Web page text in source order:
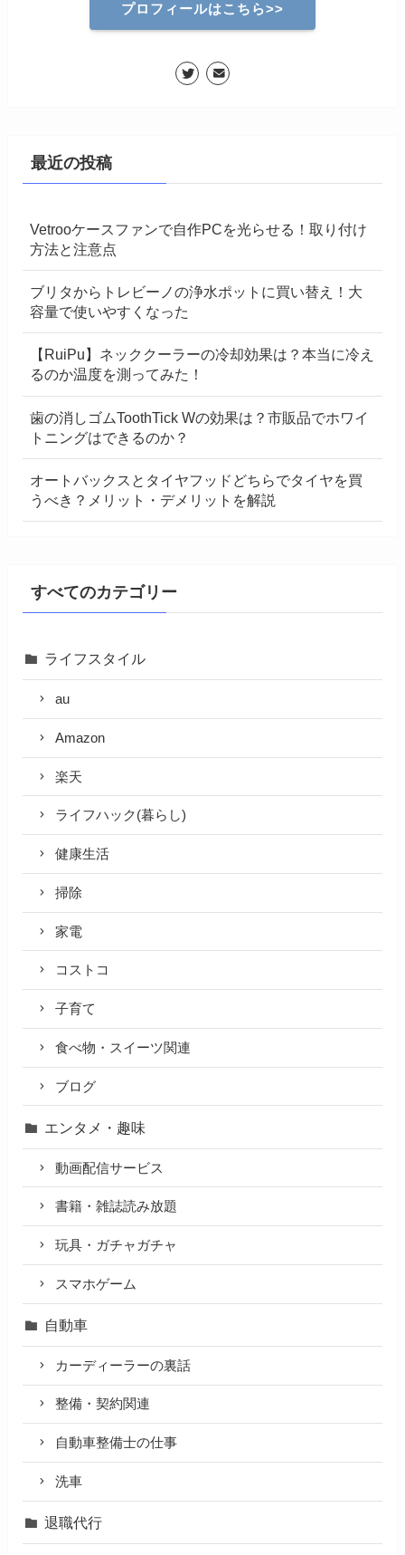
プロフィールはこちら>>
最近の投稿
Vetrooケースファンで自作PCを光らせる！取り付け
方法と注意点
ブリタからトレビーノの浄水ポットに買い替え！大
容量で使いやすくなった
【RuiPu】ネッククーラーの冷却効果は？本当に冷え
るのか温度を測ってみた！
歯の消しゴムToothTick Wの効果は？市販品でホワイ
トニングはできるのか？
オートバックスとタイヤフッドどちらでタイヤを買
うべき？メリット・デメリットを解説
すべてのカテゴリー
ライフスタイル
au
Amazon
楽天
ライフハック(暮らし)
健康生活
掃除
家電
コストコ
子育て
食べ物・スイーツ関連
ブログ
エンタメ・趣味
動画配信サービス
書籍・雑誌読み放題
玩具・ガチャガチャ
スマホゲーム
自動車
カーディーラーの裏話
整備・契約関連
自動車整備士の仕事
洗車
退職代行